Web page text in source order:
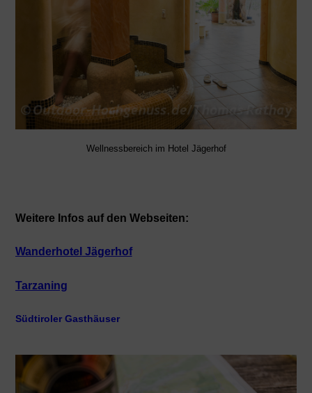
Wellnessbereich im Hotel Jägerhof
Weitere Infos auf den Webseiten:
Wanderhotel Jägerhof
Tarzaning
Südtiroler Gasthäuser